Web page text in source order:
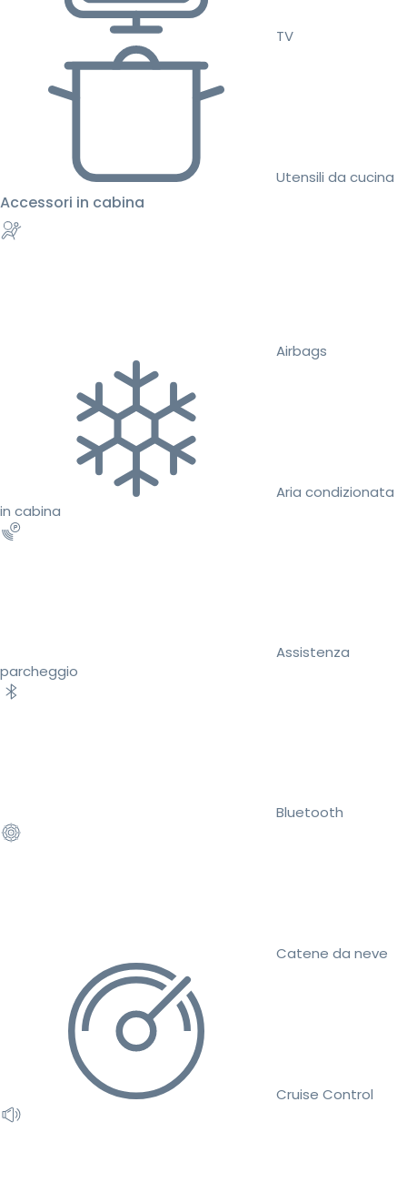
TV
Utensili da cucina
Accessori in cabina
Airbags
Aria condizionata
in cabina
Assistenza
parcheggio
Bluetooth
Catene da neve
Cruise Control